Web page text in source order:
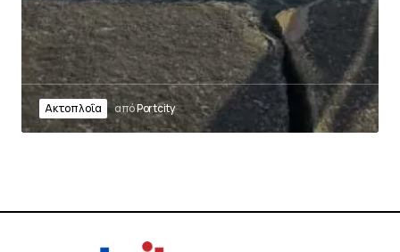
Ακτοπλοΐα απόPortcity